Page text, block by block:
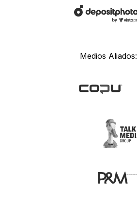
Medios Aliados: